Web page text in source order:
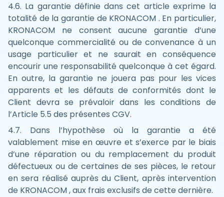
4.6. La garantie définie dans cet article exprime la
totalité de la garantie de KRONACOM . En particulier,
KRONACOM ne consent aucune garantie d’une
quelconque commercialité ou de convenance à un
usage particulier et ne saurait en conséquence
encourir une responsabilité quelconque à cet égard.
En outre, la garantie ne jouera pas pour les vices
apparents et les défauts de conformités dont le
Client devra se prévaloir dans les conditions de
l’Article 5.5 des présentes CGV.
4.7. Dans l’hypothèse où la garantie a été
valablement mise en œuvre et s’exerce par le biais
d’une réparation ou du remplacement du produit
défectueux ou de certaines de ses pièces, le retour
en sera réalisé auprès du Client, après intervention
de KRONACOM , aux frais exclusifs de cette dernière.